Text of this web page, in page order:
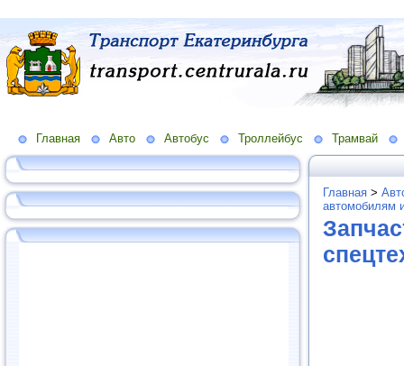
Главная Авто Автобус Троллейбус Трамвай
Главная >
автомобилям